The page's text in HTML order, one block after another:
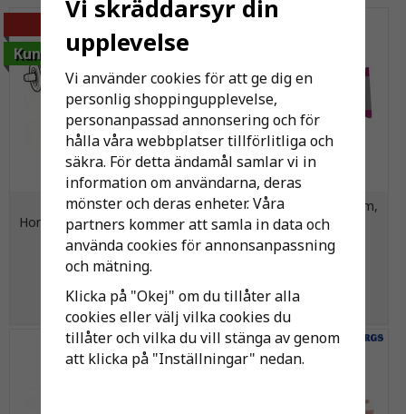
Nibe utbytesinsats
Honeywell växelventil 3-vägs
Kundfavorit
395 kr 566 kr
KÖP
Lim Tangit PVC-U 125 gram,
tub
KÖP
Vi skräddarsyr din
upplevelse
Vi använder cookies för att ge dig en
personlig shoppingupplevelse,
personanpassad annonsering och för
hålla våra webbplatser tillförlitliga och
säkra. För detta ändamål samlar vi in
information om användarna, deras
mönster och deras enheter. Våra
partners kommer att samla in data och
använda cookies för annonsanpassning
och mätning.
Klicka på "Okej" om du tillåter alla
cookies eller välj vilka cookies du
tillåter och vilka du vill stänga av genom
att klicka på "Inställningar" nedan.